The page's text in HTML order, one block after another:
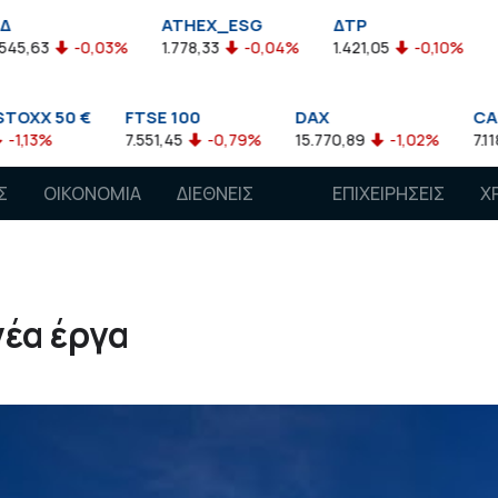
1.778,33 -0,04%
ΔΤΡ
1.421,05 -0,10% 2.211,72
FTSE 100
7.551,45 -0,79%
DAX
15.770,89 -1,02% 7.118,50 -1,15%
ΟΙΚΟΝΟΜΙΑ
ΔΙΕΘΝΕΙΣ
ΕΠΙΧΕΙΡΗΣΕΙΣ
έργα